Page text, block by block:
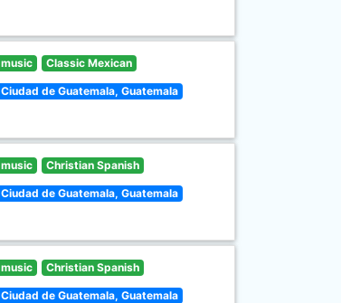
music Classic Mexican
Ciudad de Guatemala, Guatemala
music Christian Spanish
Ciudad de Guatemala, Guatemala
music Christian Spanish
Ciudad de Guatemala, Guatemala